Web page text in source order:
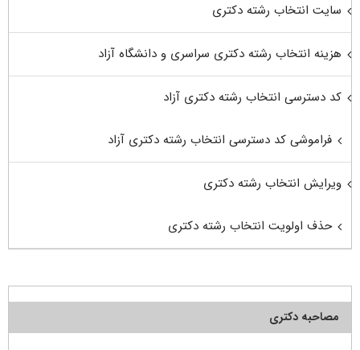
سایت انتخاب رشته دکتری
هزینه انتخاب رشته دکتری سراسری و دانشگاه آزاد
کد دسترسی انتخاب رشته دکتری آزاد
فراموشی کد دسترسی انتخاب رشته دکتری آزاد
ویرایش انتخاب رشته دکتری
حذف اولویت انتخاب رشته دکتری
مصاحبه دکتری